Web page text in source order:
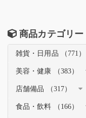
商品カテゴリー
雑貨・日用品 （771）
美容・健康 （383）
店舗備品 （317）
食品・飲料 （166）